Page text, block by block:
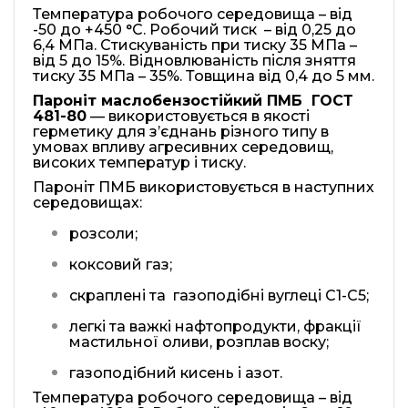
Температура робочого середовища – від
-50 до +450 °С. Робочий тиск – від 0,25 до
6,4 МПа. Стискуваність при тиску 35 МПа –
від 5 до 15%. Відновлюваність після зняття
тиску 35 МПа – 35%. Товщина від 0,4 до 5 мм.
Пароніт маслобензостійкий ПМБ ГОСТ
481-80 — використовується в якості
герметику для з’єднань різного типу в
умовах впливу агресивних середовищ,
високих температур і тиску.
Пароніт ПМБ використовується в наступних
середовищах:
розсоли;
коксовий газ;
скраплені та газоподібні вуглеці С1-С5;
легкі та важкі нафтопродукти, фракції
мастильної оливи, розплав воску;
газоподібний кисень і азот.
Температура робочого середовища – від